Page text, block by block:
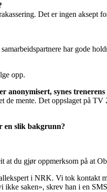
Det er ingen
har gode
opp.
anonymisert, synes
mente. Det oppslaget på
en slik bakgrunn?
du gjør oppmerksom på at
i NRK. Vi tok kontakt
saken», skrev han i en